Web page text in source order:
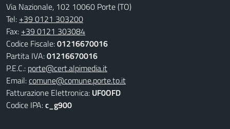
Via Nazionale, 102 10060 Porte (TO)
Tel: +39 0121 303200
Fax: +39 0121 303084
Codice Fiscale:01216670016
Partita IVA:01216670016
P.E.C.: porte@cert.alpimedia.it
Email:comune@comune.porte.to.it
Fatturazione Elettronica: UF0OFD
Codice IPA:c_g900